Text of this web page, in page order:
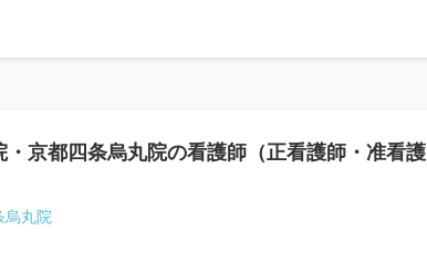
京都四条烏丸院の看護師（正看護師・准看護
烏丸院